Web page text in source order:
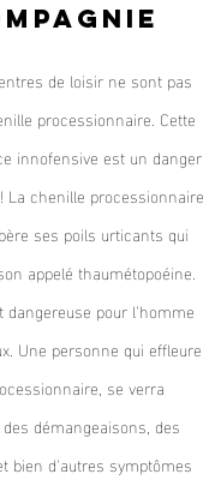
de loisir ne sont pas
processionnaire. Cette
innofensive est un danger
La chenille processionnaire
ses poils urticants qui
appelé thaumétopoéine.
dangereuse pour l'homme
Une personne qui effleure
se verra
démangeaisons, des
bien d'autres symptômes